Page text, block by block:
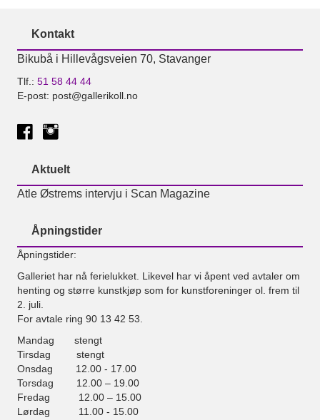
Kontakt
Bikubå i Hillevågsveien 70, Stavanger
Tlf.: 51 58 44 44
E-post: post@gallerikoll.no
Aktuelt
Atle Østrems intervju i Scan Magazine
Åpningstider
Åpningstider:
Galleriet har nå ferielukket. Likevel har vi åpent ved avtaler om
henting og større kunstkjøp som for kunstforeninger ol. frem til
2. juli.
For avtale ring 90 13 42 53.
Mandag stengt
Tirsdag stengt
Onsdag 12.00 - 17.00
Torsdag 12.00 – 19.00
Fredag 12.00 – 15.00
Lørdag 11.00 - 15.00